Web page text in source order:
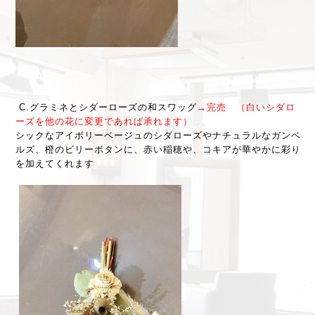
C.グラミネとシダーローズの和スワッグ →完売 （白いシダロ
ーズを他の花に変更であれば承れます）
シックなアイボリーベージュのシダローズやナチュラルなガンベ
ルズ、橙のビリーボタンに、赤い稲穂や、コキアが華やかに彩り
を加えてくれます